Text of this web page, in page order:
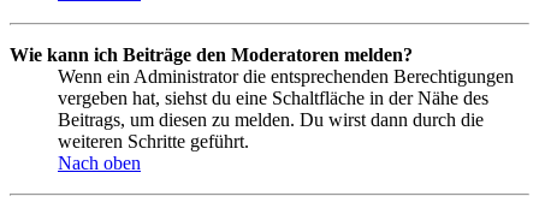
Wie kann ich Beiträge den Moderatoren melden?
Wenn ein Administrator die entsprechenden Berechtigungen
vergeben hat, siehst du eine Schaltfläche in der Nähe des
Beitrags, um diesen zu melden. Du wirst dann durch die
weiteren Schritte geführt.
Nach oben